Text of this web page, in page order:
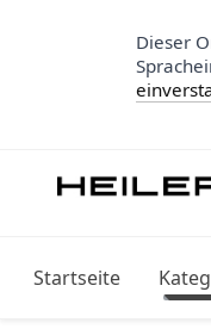
Dieser
Startseite